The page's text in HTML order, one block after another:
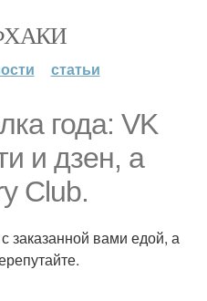
статьи
года: VK
и дзен, а
Club.
заказанной вами едой, а